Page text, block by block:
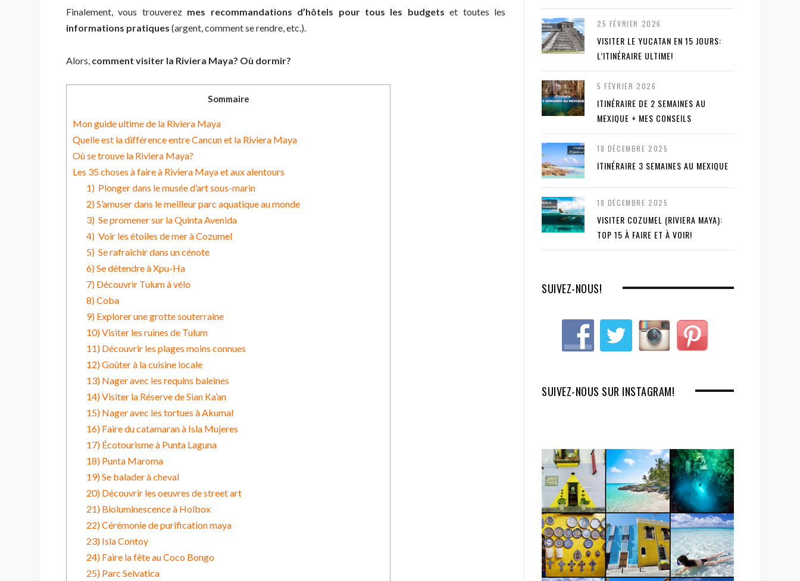
Finalement, vous trouverez mes recommandations d’hôtels pour tous les budgets et toutes les
informations pratiques (argent, comment se rendre, etc.).
Alors, comment visiter la Riviera Maya? Où dormir?
Sommaire
Mon guide ultime de la Riviera Maya
Quelle est la différence entre Cancun et la Riviera Maya
Où se trouve la Riviera Maya?
Les 35 choses à faire à Riviera Maya et aux alentours
1) Plonger dans le musée d’art sous-marin
2) S’amuser dans le meilleur parc aquatique au monde
3) Se promener sur la Quinta Avenida
4) Voir les étoiles de mer à Cozumel
5) Se rafraîchir dans un cénote
6) Se détendre à Xpu-Ha
7) Découvrir Tulum à vélo
8) Coba
9) Explorer une grotte souterraine
10) Visiter les ruines de Tulum
11) Découvrir les plages moins connues
12) Goûter à la cuisine locale
13) Nager avec les requins baleines
14) Visiter la Réserve de Sian Ka’an
15) Nager avec les tortues à Akumal
16) Faire du catamaran à Isla Mujeres
17) Écotourisme à Punta Laguna
18) Punta Maroma
19) Se balader à cheval
20) Découvrir les oeuvres de street art
21) Bioluminescence à Holbox
22) Cérémonie de purification maya
23) Isla Contoy
24) Faire la fête au Coco Bongo
25) Parc Selvatica
25 FÉVRIER 2026
VISITER LE YUCATAN EN 15 JOURS:
L’ITINÉRAIRE ULTIME!
5 FÉVRIER 2026
ITINÉRAIRE DE 2 SEMAINES AU
MEXIQUE + MES CONSEILS
18 DÉCEMBRE 2025
ITINÉRAIRE 3 SEMAINES AU MEXIQUE
18 DÉCEMBRE 2025
VISITER COZUMEL (RIVIERA MAYA):
TOP 15 À FAIRE ET À VOIR!
SUIVEZ-NOUS!
SUIVEZ-NOUS SUR INSTAGRAM!